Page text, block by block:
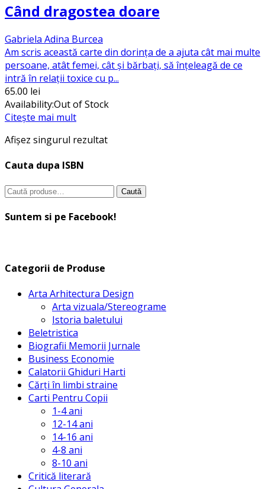
Când dragostea doare
Gabriela Adina Burcea
Am scris această carte din dorința de a ajuta cât mai multe
persoane, atât femei, cât și bărbați, să înțeleagă de ce
intră în relații toxice cu p...
65.00 lei
Availability:Out of Stock
Citește mai mult
Afișez singurul rezultat
Cauta dupa ISBN
Caută
Caută
Suntem si pe Facebook!
Categorii de Produse
Arta Arhitectura Design
Arta vizuala/Stereograme
Istoria baletului
Beletristica
Biografii Memorii Jurnale
Business Economie
Calatorii Ghiduri Harti
Cărți în limbi straine
Carti Pentru Copii
1-4 ani
12-14 ani
14-16 ani
4-8 ani
8-10 ani
Critică literară